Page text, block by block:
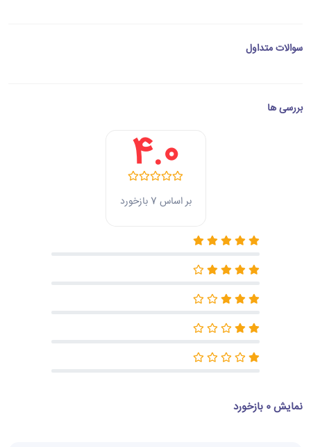
سوالات متداول
بررسی ها
4.0
بر اساس 7 بازخورد
نمایش 0 بازخورد